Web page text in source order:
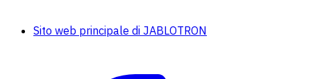
Sito web principale di JABLOTRON